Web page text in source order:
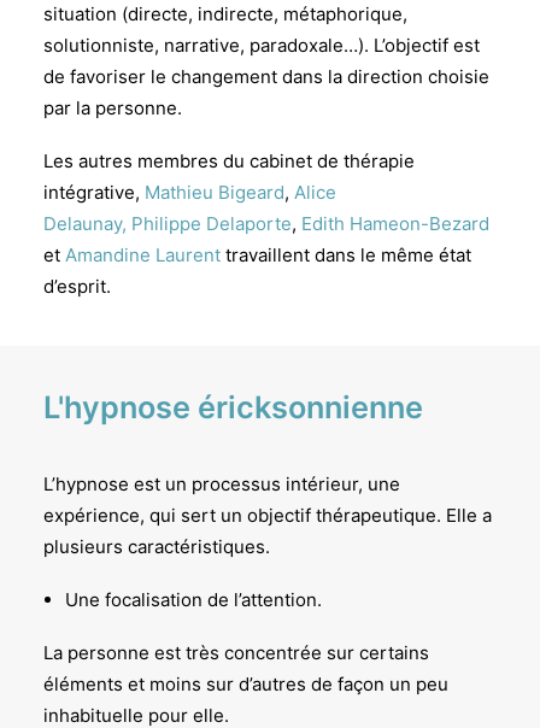
situation (directe, indirecte, métaphorique,
solutionniste, narrative, paradoxale…). L’objectif est
de favoriser le changement dans la direction choisie
par la personne.
Les autres membres du cabinet de thérapie
intégrative, Mathieu Bigeard, Alice
Delaunay, Philippe Delaporte, Edith Hameon-Bezard
et Amandine Laurent travaillent dans le même état
d’esprit.
L'hypnose éricksonnienne
L’hypnose est un processus intérieur, une
expérience, qui sert un objectif thérapeutique. Elle a
plusieurs caractéristiques.
Une focalisation de l’attention.
La personne est très concentrée sur certains
éléments et moins sur d’autres de façon un peu
inhabituelle pour elle.